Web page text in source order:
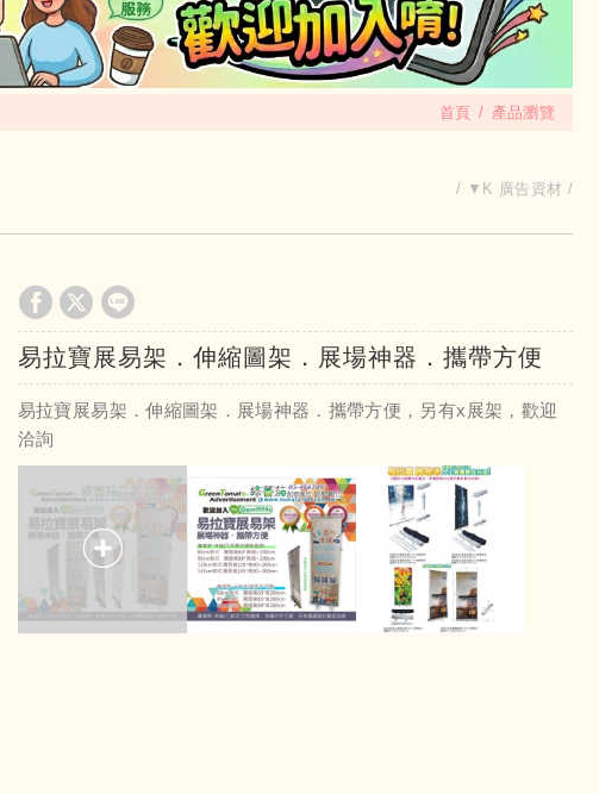
首頁 產品瀏覽
▼K 廣告資材
易拉寶展易架．伸縮圖架．展場神器．攜帶方便
易拉寶展易架．伸縮圖架．展場神器．攜帶方便，另有x展架，歡迎
洽詢